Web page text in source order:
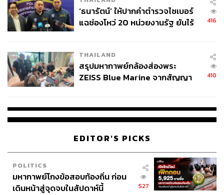
‘ธนารัตน์’ ให้ปากคำตำรวจไซเบอร์
แฉช่องโหว่ 20 หน่วยงานรัฐ ยันไร้
416
THAILAND
สรุปมหากาพย์กล้องส่องพระ
ZEISS Blue Marine จากสัญญา
จ่ายหนี้-แอบระบุแบรนด์
410
EDITOR'S PICKS
POLITICS
มหากาพย์โกงข้อสอบท้องถิ่น ก่อน
เดินหน้าสู่จุดจบในสัปดาห์นี้
527